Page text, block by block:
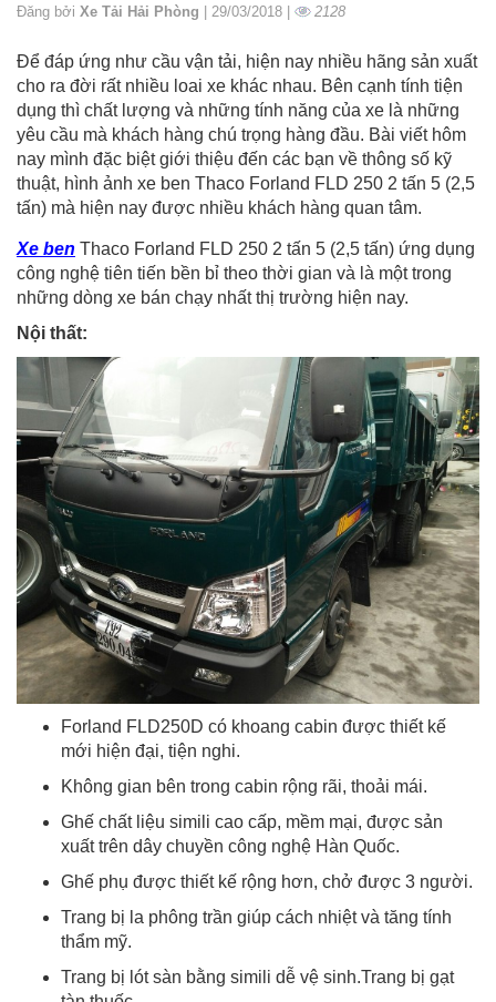
Đăng bởi Xe Tải Hải Phòng | 29/03/2018 | 2128
Để đáp ứng như cầu vận tải, hiện nay nhiều hãng sản xuất
cho ra đời rất nhiều loai xe khác nhau. Bên cạnh tính tiện
dụng thì chất lượng và những tính năng của xe là những
yêu cầu mà khách hàng chú trọng hàng đầu. Bài viết hôm
nay mình đặc biệt giới thiệu đến các bạn về thông số kỹ
thuật, hình ảnh xe ben Thaco Forland FLD 250 2 tấn 5 (2,5
tấn) mà hiện nay được nhiều khách hàng quan tâm.
Xe ben Thaco Forland FLD 250 2 tấn 5 (2,5 tấn) ứng dụng
công nghệ tiên tiến bền bỉ theo thời gian và là một trong
những dòng xe bán chạy nhất thị trường hiện nay.
Nội thất:
Forland FLD250D có khoang cabin được thiết kế
mới hiện đại, tiện nghi.
Không gian bên trong cabin rộng rãi, thoải mái.
Ghế chất liệu simili cao cấp, mềm mại, được sản
xuất trên dây chuyền công nghệ Hàn Quốc.
Ghế phụ được thiết kế rộng hơn, chở được 3 người.
Trang bị la phông trần giúp cách nhiệt và tăng tính
thẩm mỹ.
Trang bị lót sàn bằng simili dễ vệ sinh.Trang bị gạt